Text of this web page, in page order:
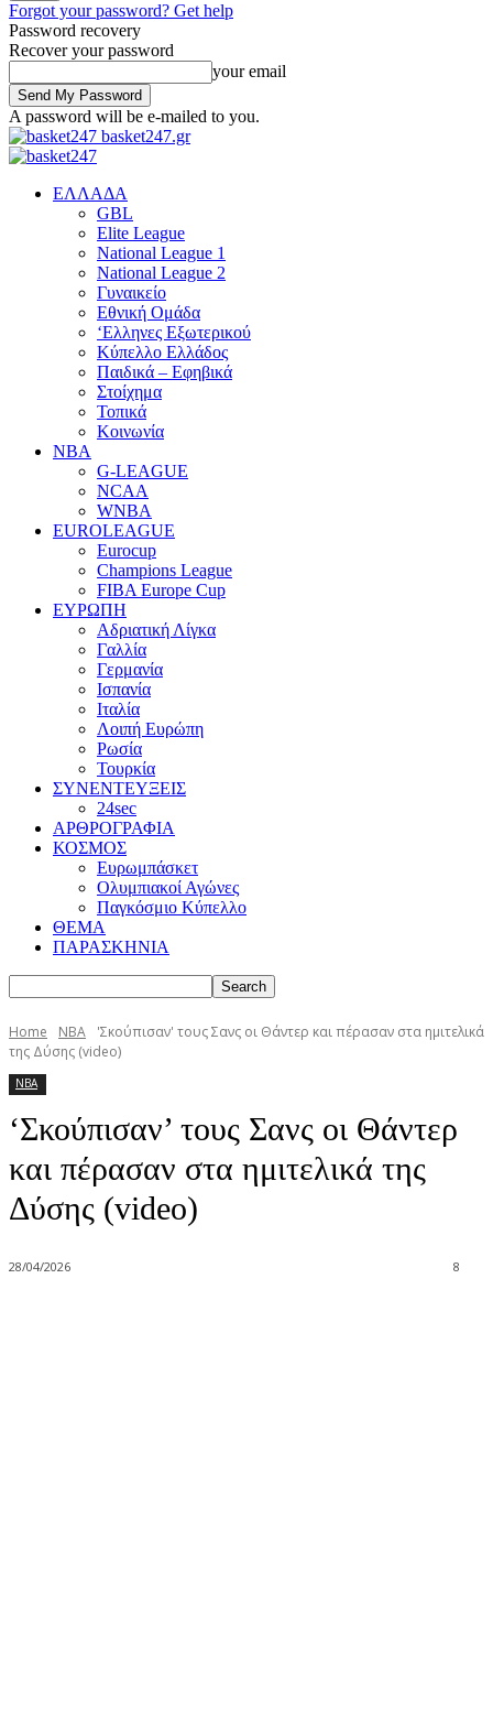
Forgot your password? Get help
Password recovery
Recover your password
your email
A password will be e-mailed to you.
basket247.gr
EΛΛΑΔΑ
GBL
Elite League
National League 1
National League 2
Γυναικείο
Εθνική Ομάδα
‘Ελληνες Εξωτερικού
Κύπελλο Ελλάδος
Παιδικά – Εφηβικά
Στοίχημα
Τοπικά
Κοινωνία
NBA
G-LEAGUE
NCAA
WNBA
ΕUROLEAGUE
Eurocup
Champions League
FIBA Europe Cup
ΕΥΡΩΠΗ
Αδριατική Λίγκα
Γαλλία
Γερμανία
Ισπανία
Ιταλία
Λοιπή Ευρώπη
Ρωσία
Τουρκία
ΣΥΝΕΝΤΕΥΞΕΙΣ
24sec
ΑΡΘΡΟΓΡΑΦΙΑ
ΚΟΣΜΟΣ
Ευρωμπάσκετ
Ολυμπιακοί Αγώνες
Παγκόσμιο Κύπελλο
ΘΕΜΑ
ΠΑΡΑΣΚΗΝΙΑ
Home NBA
'Σκούπισαν' τους Σανς οι Θάντερ και πέρασαν στα ημιτελικά
της Δύσης (video)
NBA
‘Σκούπισαν’ τους Σανς οι Θάντερ
και πέρασαν στα ημιτελικά της
Δύσης (video)
28/04/2026 8